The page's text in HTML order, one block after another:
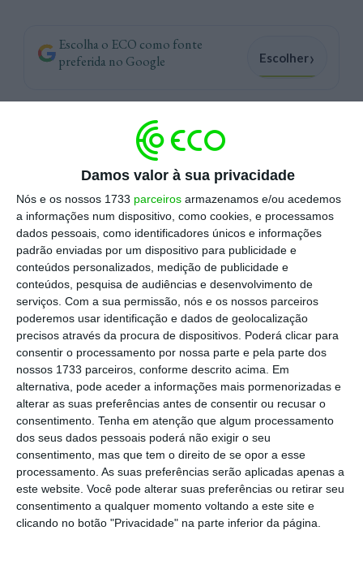
Damos valor à sua privacidade
Nós e os nossos 1733 parceiros armazenamos e/ou acedemos
a informações num dispositivo, como cookies, e processamos
dados pessoais, como identificadores únicos e informações
padrão enviadas por um dispositivo para publicidade e
conteúdos personalizados, medição de publicidade e
conteúdos, pesquisa de audiências e desenvolvimento de
serviços. Com a sua permissão, nós e os nossos parceiros
poderemos usar identificação e dados de geolocalização
precisos através da procura de dispositivos. Poderá clicar para
consentir o processamento por nossa parte e pela parte dos
nossos 1733 parceiros, conforme descrito acima. Em
alternativa, pode aceder a informações mais pormenorizadas e
alterar as suas preferências antes de consentir ou recusar o
consentimento. Tenha em atenção que algum processamento
dos seus dados pessoais poderá não exigir o seu
consentimento, mas que tem o direito de se opor a esse
processamento. As suas preferências serão aplicadas apenas a
este website. Você pode alterar suas preferências ou retirar seu
consentimento a qualquer momento voltando a este site e
clicando no botão "Privacidade" na parte inferior da página.
Escolha o ECO como fonte
preferida no Google
Escolher›
O Rome International Movie Awards é o festival
mensal de cinemaonlinedo site IMDb. Para além
deste prémio, o vídeo da estação liderada por
Pedro Ribeiro ganhou os prémios de “Melhor
Vídeo Musical” e “Melhor Design de Som” no 8 &
Halfilm Awards, em Itália, e os prémios de “Melhor
Vídeo Musical de Cover” e “Melhor realizadora
feminina de Vídeo Musical” no Festival
Internacional de Vídeo Musical de Praga.
“Este vídeo é um gesto de gratidão da Comercial
para um escritor de canções com uma obra
extraordinária.Escolhemos uma das mais
emblemáticas canções do Sérgio, e ver que o
trabalho da equipa de vídeo é reconhecido
pelos seus pares junta um orgulho ainda maior
no que se conseguiu fazer aqui“, afirma Pedro
Ribeiro, diretor da Rádio Comercial, citado em
comunicado.